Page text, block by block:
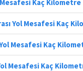
Kaç Kilometre
Yol Mesafesi Kaç
Mesafesi Kaç
Mesafesi Kaç